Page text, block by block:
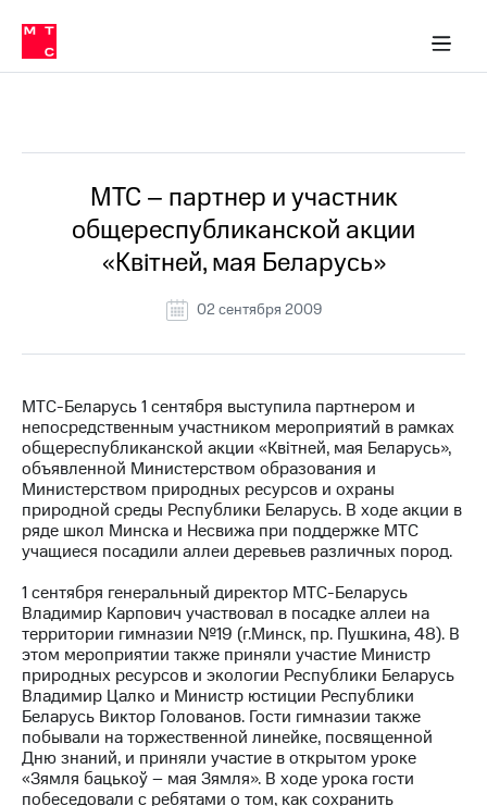
Медиа-центр
и акционерам
Устойчивое развитие
Комплаенс и деловая этика
компании
Карьера
История
компании
Руководство
информация
Контакты
Медиа-центр
Пресс-
релизы
МТС
о технологиях
Достижения
Интервью
Финансовая
отчетность
Контакты
Новости
в
в МТС
Пресс-
релизы
МТС
о технологиях
МТС – партнер и участник
общереспубликанской акции
«Квiтней, мая Беларусь»
02 сентября 2009
МТС-Беларусь 1 сентября выступила партнером и
непосредственным участником мероприятий в рамках
общереспубликанской акции «Квiтней, мая Беларусь»,
объявленной Министерством образования и
Министерством природных ресурсов и охраны
природной среды Республики Беларусь. В ходе акции в
ряде школ Минска и Несвижа при поддержке МТС
учащиеся посадили аллеи деревьев различных пород.
1 сентября генеральный директор МТС-Беларусь
Владимир Карпович участвовал в посадке аллеи на
территории гимназии №19 (г.Минск, пр. Пушкина, 48). В
этом мероприятии также приняли участие Министр
природных ресурсов и экологии Республики Беларусь
Владимир Цалко и Министр юстиции Республики
Беларусь Виктор Голованов. Гости гимназии также
побывали на торжественной линейке, посвященной
Дню знаний, и приняли участие в открытом уроке
«Зямля бацькоў – мая Зямля». В ходе урока гости
побеседовали с ребятами о том, как сохранить